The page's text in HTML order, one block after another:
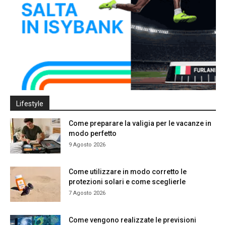
Lifestyle
Come preparare la valigia per le vacanze in
modo perfetto
9 Agosto 2026
Come utilizzare in modo corretto le
protezioni solari e come sceglierle
7 Agosto 2026
Come vengono realizzate le previsioni